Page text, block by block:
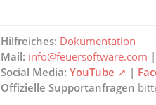
Hilfreiches: Dokumentation
Mail: info@feuersoftware.com |
Social Media: YouTube |
Offizielle Supportanfragen